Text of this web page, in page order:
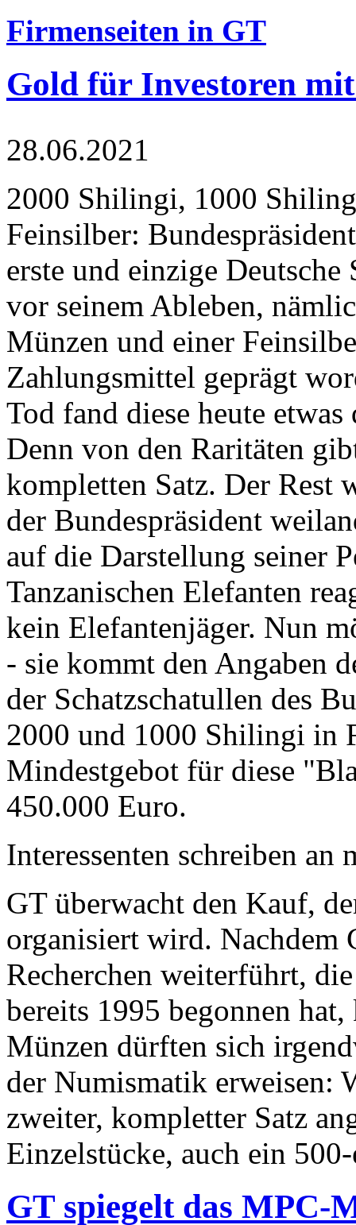
Firmenseiten in GT
Gold für Investoren
28.06.2021
2000 Shilingi, 1000
Feinsilber:
erste und einzige Deutsche
vor seinem Ableben,
Münzen und einer
Zahlungsmittel geprägt
Tod fand diese heute
Denn von den Raritäten
kompletten Satz. Der Rest
der Bundespräsident
auf die Darstellung seiner
Tanzanischen Elefanten
kein Elefantenjäger. Nun
- sie kommt den Angaben
der Schatzschatullen des
2000 und 1000 Shilingi in
Mindestgebot für diese
450.000 Euro.
Interessenten schreiben
GT überwacht den Kauf,
organisiert wird. Nachdem
Recherchen weiterführt,
bereits 1995 begonnen
Münzen dürften sich
der Numismatik erweisen:
zweiter, kompletter Satz
Einzelstücke, auch ein
GT spiegelt das MPC-